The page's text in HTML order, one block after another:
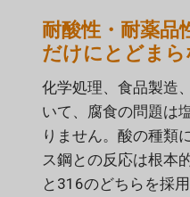
耐酸性・耐薬
だけにとどま
化学処理、食品製造
いて、腐食の問題は
りません。酸の種類
ス鋼との反応は根本
と316のどちらを採